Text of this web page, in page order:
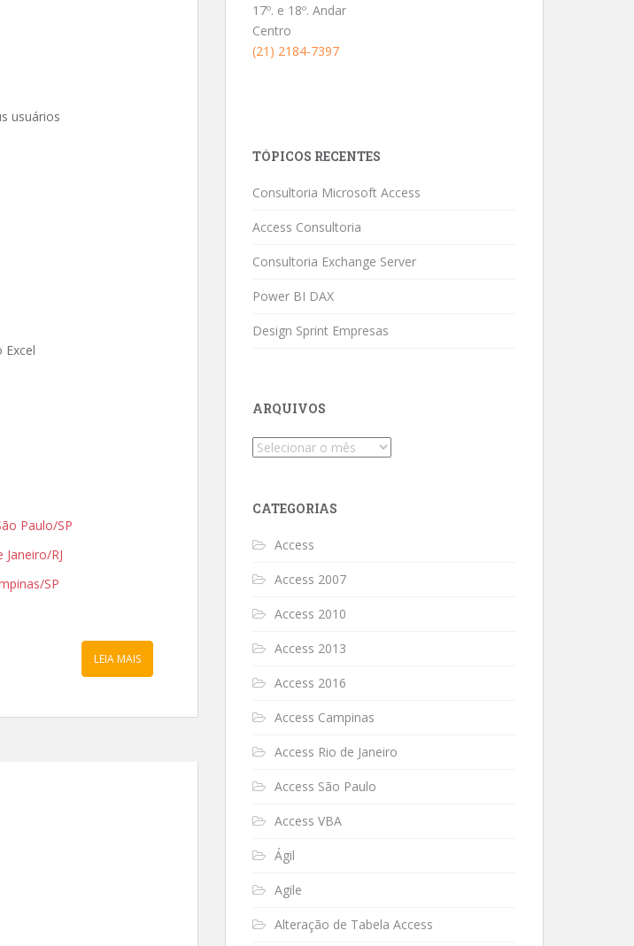
usuários
Excel
Paulo/SP
RJ
SP
LEIA MAIS
17º. e 18º. Andar
Centro
(21) 2184-7397
TÓPICOS RECENTES
Consultoria Microsoft Access
Access Consultoria
Consultoria Exchange Server
Power BI DAX
Design Sprint Empresas
ARQUIVOS
Arquivos
CATEGORIAS
Access
Access 2007
Access 2010
Access 2013
Access 2016
Access Campinas
Access Rio de Janeiro
Access São Paulo
Access VBA
Ágil
Agile
Alteração de Tabela Access